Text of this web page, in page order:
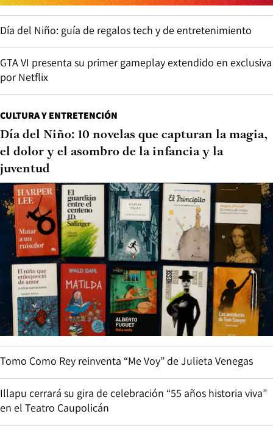
Día del Niño: guía de regalos tech y de entretenimiento
GTA VI presenta su primer gameplay extendido en exclusiva
por Netflix
CULTURA Y ENTRETENCIÓN
Día del Niño: 10 novelas que capturan la magia,
el dolor y el asombro de la infancia y la
juventud
Tomo Como Rey reinventa “Me Voy” de Julieta Venegas
Illapu cerrará su gira de celebración “55 años historia viva”
en el Teatro Caupolicán